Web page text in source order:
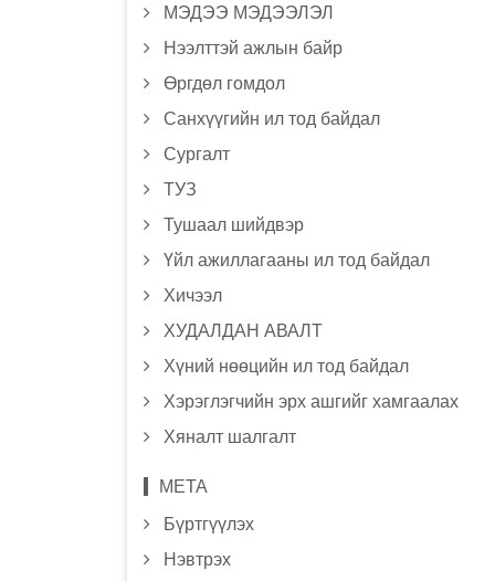
МЭДЭЭ МЭДЭЭЛЭЛ
Нээлттэй ажлын байр
Өргдөл гомдол
Санхүүгийн ил тод байдал
Сургалт
ТУЗ
Тушаал шийдвэр
Үйл ажиллагааны ил тод байдал
Хичээл
ХУДАЛДАН АВАЛТ
Хүний нөөцийн ил тод байдал
Хэрэглэгчийн эрх ашгийг хамгаалах
Хяналт шалгалт
МЕТА
Бүртгүүлэх
Нэвтрэх